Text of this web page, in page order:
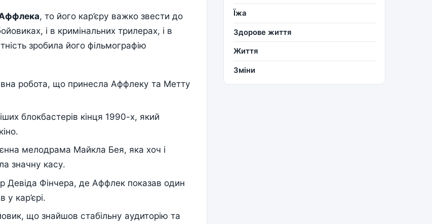
, то його кар’єру важко звести до
і в кримінальних трилерах, і в
зробила його фільмографію
робота, що принесла Аффлеку та Метту
блокбастерів кінця 1990-х, який
мелодрама Майкла Бея, яка хоч і
значну касу.
Девіда Фінчера, де Аффлек показав один
у кар’єрі.
що знайшов стабільну аудиторію та
Їжа
Здорове життя
Життя
Зміни